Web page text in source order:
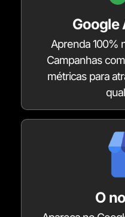
Google
Aprenda 100%
Campanhas
métricas para
O